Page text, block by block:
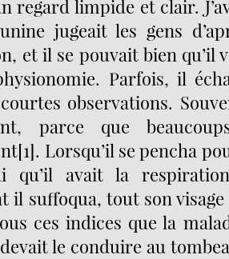
regard limpide et clair.
jugeait les gens
et il se pouvait bien qu’il
Parfois, il
observations.
parce que
Lorsqu’il se pencha
qu’il avait la
il suffoqua, tout son
ces indices que la
le conduire au